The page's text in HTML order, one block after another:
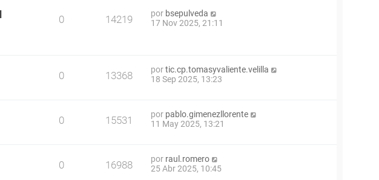
0 14219 por bsepulveda
17 Nov 2025, 21:11
0 13368 portic.cp.tomasyvaliente.velilla
18 Sep 2025, 13:23
0 15531 por pablo.gimenezllorente
11 May 2025, 13:21
0 16988 por raul.romero
25 Abr 2025, 10:45